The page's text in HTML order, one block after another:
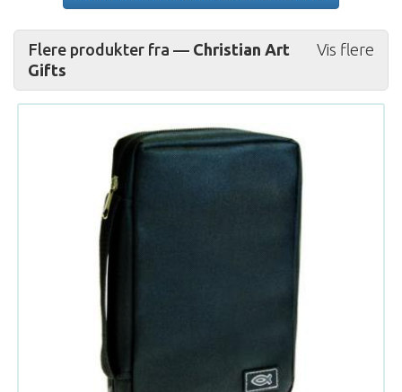
Flere produkter fra — Vis flere
Christian Art
Gifts